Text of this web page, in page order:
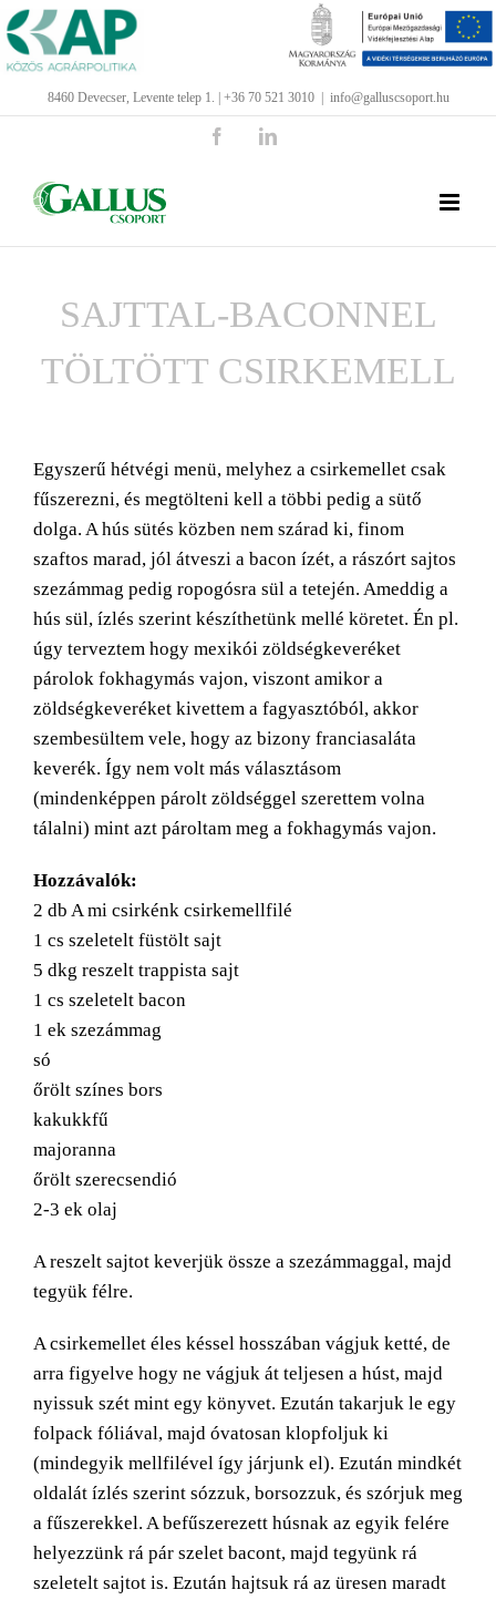
Kihagyás
8460 Devecser, Levente telep 1. | +36 70 521 3010 info@galluscsoport.hu
FacebookLinkedIn
SAJTTAL-BACONNEL
TÖLTÖTT CSIRKEMELL
Larger
Image
Egyszerű hétvégi menü, melyhez a csirkemellet csak
fűszerezni, és megtölteni kell a többi pedig a sütő
dolga. A hús sütés közben nem szárad ki, finom
szaftos marad, jól átveszi a bacon ízét, a rászórt sajtos
szezámmag pedig ropogósra sül a tetején. Ameddig a
hús sül, ízlés szerint készíthetünk mellé köretet. Én pl.
úgy terveztem hogy mexikói zöldségkeveréket
párolok fokhagymás vajon, viszont amikor a
zöldségkeveréket kivettem a fagyasztóból, akkor
szembesültem vele, hogy az bizony franciasaláta
keverék. Így nem volt más választásom
(mindenképpen párolt zöldséggel szerettem volna
tálalni) mint azt pároltam meg a fokhagymás vajon.
Hozzávalók:
2 db A mi csirkénk csirkemellfilé
1 cs szeletelt füstölt sajt
5 dkg reszelt trappista sajt
1 cs szeletelt bacon
1 ek szezámmag
só
őrölt színes bors
kakukkfű
majoranna
őrölt szerecsendió
2-3 ek olaj
A reszelt sajtot keverjük össze a szezámmaggal, majd
tegyük félre.
A csirkemellet éles késsel hosszában vágjuk ketté, de
arra figyelve hogy ne vágjuk át teljesen a húst, majd
nyissuk szét mint egy könyvet. Ezután takarjuk le egy
folpack fóliával, majd óvatosan klopfoljuk ki
(mindegyik mellfilével így járjunk el). Ezután mindkét
oldalát ízlés szerint sózzuk, borsozzuk, és szórjuk meg
a fűszerekkel. A befűszerezett húsnak az egyik felére
helyezzünk rá pár szelet bacont, majd tegyünk rá
szeletelt sajtot is. Ezután hajtsuk rá az üresen maradt